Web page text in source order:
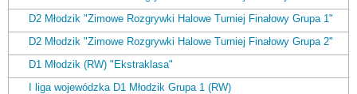
D2 Młodzik "Zimowe Rozgrywki Halowe Turniej Finałowy Grupa 1"
D2 Młodzik "Zimowe Rozgrywki Halowe Turniej Finałowy Grupa 2"
D1 Młodzik (RW) "Ekstraklasa"
I liga wojewódzka D1 Młodzik Grupa 1 (RW)